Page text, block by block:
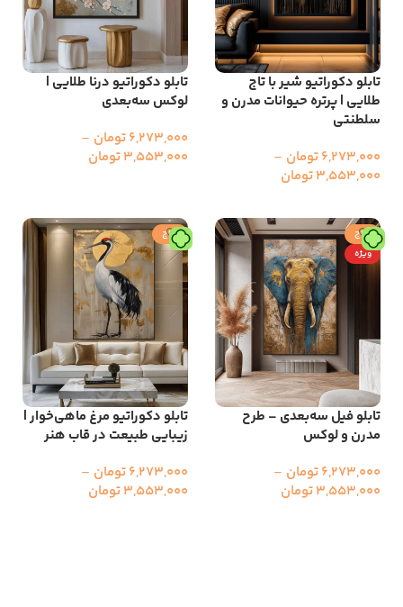
تابلو دکوراتیو شیر با تاج
طلایی | پرتره حیوانات مدرن و
سلطنتی
6,273,000تومان –
3,553,000تومان
تابلو دکوراتیو درنا طلایی |
لوکس سه‌بعدی
6,273,000تومان –
3,553,000تومان
حراج
ویژه
تابلو فیل سه‌بعدی – طرح
مدرن و لوکس
6,273,000تومان –
3,553,000تومان
حراج
تابلو دکوراتیو مرغ ماهی‌خوار |
زیبایی طبیعت در قاب هنر
6,273,000تومان –
3,553,000تومان